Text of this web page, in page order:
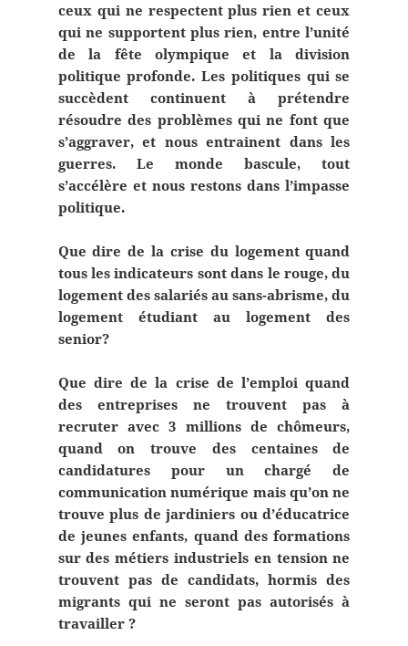
ceux qui ne respectent plus rien et ceux
qui ne supportent plus rien, entre l’unité
de la fête olympique et la division
politique profonde. Les politiques qui se
succèdent continuent à prétendre
résoudre des problèmes qui ne font que
s’aggraver, et nous entrainent dans les
guerres. Le monde bascule, tout
s’accélère et nous restons dans l’impasse
politique.
Que dire de la crise du logement quand
tous les indicateurs sont dans le rouge, du
logement des salariés au sans-abrisme, du
logement étudiant au logement des
senior?
Que dire de la crise de l’emploi quand
des entreprises ne trouvent pas à
recruter avec 3 millions de chômeurs,
quand on trouve des centaines de
candidatures pour un chargé de
communication numérique mais qu’on ne
trouve plus de jardiniers ou d’éducatrice
de jeunes enfants, quand des formations
sur des métiers industriels en tension ne
trouvent pas de candidats, hormis des
migrants qui ne seront pas autorisés à
travailler ?